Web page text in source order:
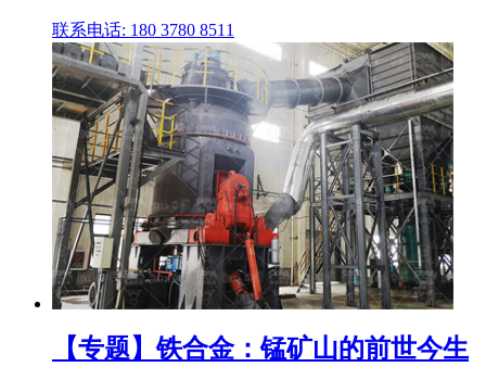
联系电话: 180 3780 8511
【专题】铁合金：锰矿山的前世今生